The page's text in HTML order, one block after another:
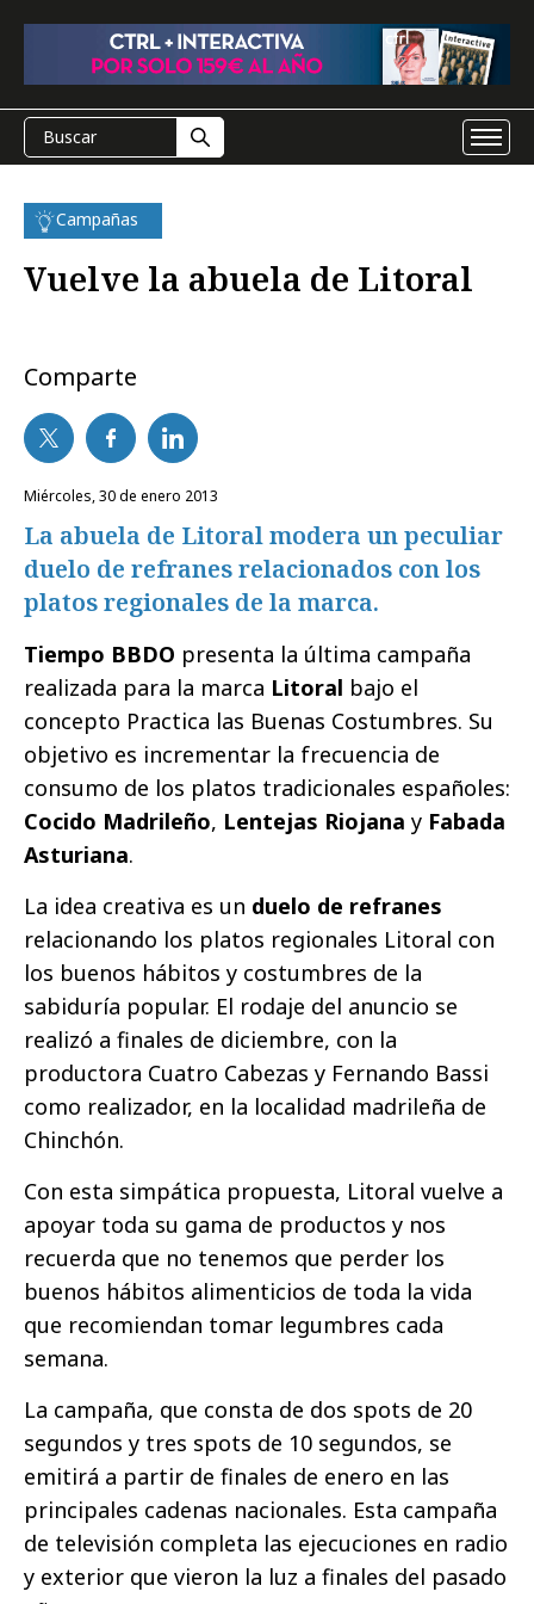
Campañas
Vuelve la abuela de Litoral
Comparte
miércoles, 30 de enero 2013
La abuela de Litoral modera un peculiar
duelo de refranes relacionados con los
platos regionales de la marca.
Tiempo BBDO presenta la última campaña
realizada para la marca Litoral bajo el
concepto Practica las Buenas Costumbres. Su
objetivo es incrementar la frecuencia de
consumo de los platos tradicionales españoles:
Cocido Madrileño, Lentejas Riojana y Fabada
Asturiana.
La idea creativa es un duelo de refranes
relacionando los platos regionales Litoral con
los buenos hábitos y costumbres de la
sabiduría popular. El rodaje del anuncio se
realizó a finales de diciembre, con la
productora Cuatro Cabezas y Fernando Bassi
como realizador, en la localidad madrileña de
Chinchón.
Con esta simpática propuesta, Litoral vuelve a
apoyar toda su gama de productos y nos
recuerda que no tenemos que perder los
buenos hábitos alimenticios de toda la vida
que recomiendan tomar legumbres cada
semana.
La campaña, que consta de dos spots de 20
segundos y tres spots de 10 segundos, se
emitirá a partir de finales de enero en las
principales cadenas nacionales. Esta campaña
de televisión completa las ejecuciones en radio
y exterior que vieron la luz a finales del pasado